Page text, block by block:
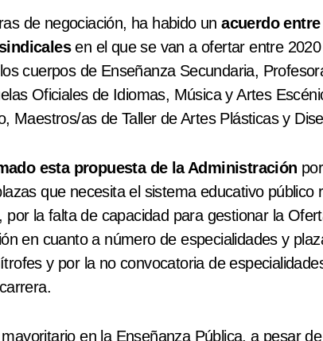
de negociación, ha habido unacuerdo
en el que se van a ofertar entre
cuerpos de Enseñanza Secundaria,
Oficiales de Idiomas, Música y Artes
Maestros/as de Taller de Artes Plásticas y
esta propuesta de la Administración
que necesita el sistema educativo público
por la falta de capacidad para gestionar la
en cuanto a número de especialidades y
y por la no convocatoria de
en la Enseñanza Pública, a pesar